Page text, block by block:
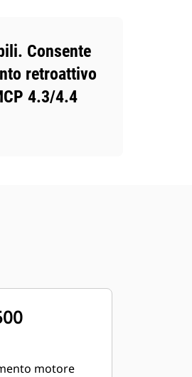
Consente
retroattivo
4.3/4.4
motore